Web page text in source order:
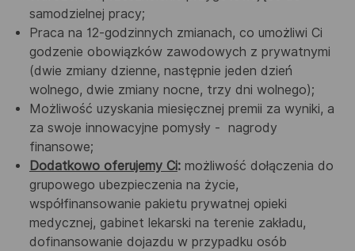
samodzielnej pracy;
Praca na 12-godzinnych zmianach, co umożliwi Ci
godzenie obowiązków zawodowych z prywatnymi
(dwie zmiany dzienne, następnie jeden dzień
wolnego, dwie zmiany nocne, trzy dni wolnego);
Możliwość uzyskania miesięcznej premii za wyniki, a
za swoje innowacyjne pomysły - nagrody
finansowe;
Dodatkowo oferujemy Ci:możliwość dołączenia do
grupowego ubezpieczenia na życie,
współfinansowanie pakietu prywatnej opieki
medycznej, gabinet lekarski na terenie zakładu,
dofinansowanie dojazdu w przypadku osób